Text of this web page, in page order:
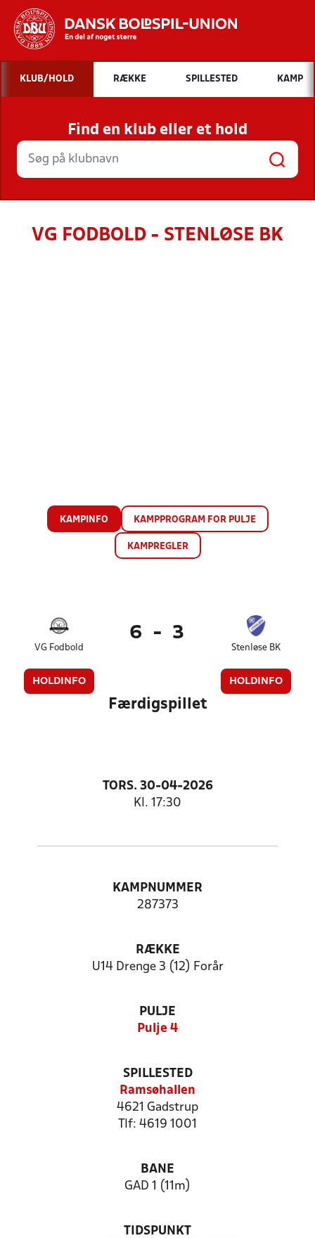
Hvad vil du søge efter?
INDHOLD OG NYHEDER
STILLINGER, RESULTATER, KLUBBER OG
HOLD
KLUB/HOLD RÆKKE SPILLESTED KAMP
Find en klub eller et hold
VG FODBOLD - STENLØSE BK
KAMPINFO KAMPPROGRAM FOR PULJE
KAMPREGLER
VG Fodbold
HOLDINFO
6 - 3
Stenløse BK
HOLDINFO
Færdigspillet
TORS. 30-04-2026
Kl. 17:30
KAMPNUMMER
287373
RÆKKE
U14 Drenge 3 (12) Forår
PULJE
Pulje 4
SPILLESTED
Ramsøhallen
4621 Gadstrup
Tlf: 4619 1001
BANE
GAD 1 (11m)
TIDSPUNKT